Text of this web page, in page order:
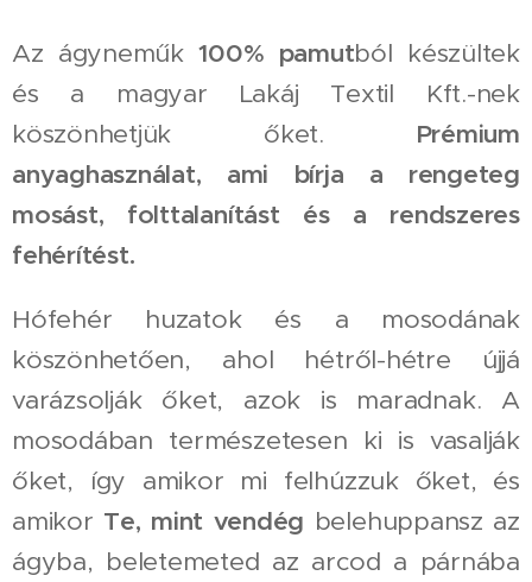
Az ágyneműk100% pamutból készültek
és a magyar Lakáj Textil Kft.-nek
köszönhetjük őket. Prémium
anyaghasználat, ami bírja a rengeteg
mosást, folttalanítást és a rendszeres
fehérítést.
Hófehér huzatok és a mosodának
köszönhetően, ahol hétről-hétre újjá
varázsolják őket, azok is maradnak. A
mosodában természetesen ki is vasalják
őket, így amikor mi felhúzzuk őket, és
amikor Te, mint vendég belehuppansz az
ágyba, beletemeted az arcod a párnába